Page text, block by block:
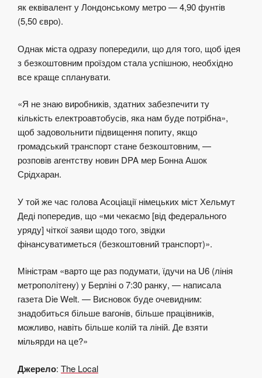
як еквівалент у Лондонському метро — 4,90 фунтів
(5,50 євро).
Однак міста одразу попередили, що для того, щоб ідея
з безкоштовним проїздом стала успішною, необхідно
все краще спланувати.
«Я не знаю виробників, здатних забезпечити ту
кількість електроавтобусів, яка нам буде потрібна»,
щоб задовольнити підвищення попиту, якщо
громадський транспорт стане безкоштовним, —
розповів агентству новин DPA мер Бонна Ашок
Срідхаран.
У той же час голова Асоціації німецьких міст Хельмут
Деді попередив, що «ми чекаємо [від федерального
уряду] чіткої заяви щодо того, звідки
фінансуватиметься (безкоштовний транспорт)».
Міністрам «варто ще раз подумати, їдучи на U6 (лінія
метрополітену) у Берліні о 7:30 ранку, — написала
газета Die Welt. — Висновок буде очевидним:
знадобиться більше вагонів, більше працівників,
можливо, навіть більше колій та ліній. Де взяти
мільярди на це?»
Джерело: The Local